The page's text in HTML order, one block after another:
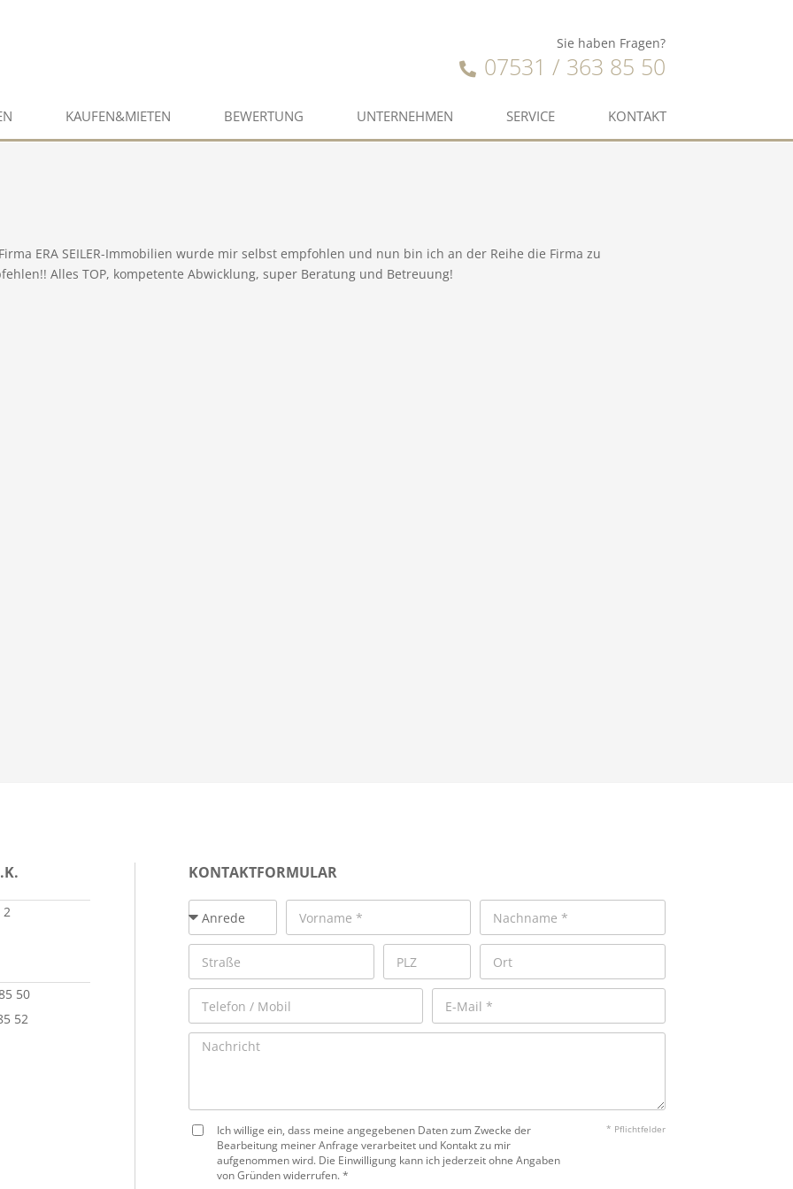
Sie haben Fragen?
07531 / 363 85 50
KAUFEN&MIETEN BEWERTUNG UNTERNEHMEN SERVICE KONTAKT
ERA SEILER-Immobilien wurde mir selbst empfohlen und nun bin ich an der Reihe die Firma zu
Alles TOP, kompetente Abwicklung, super Beratung und Betreuung!
2
50
52
KONTAKTFORMULAR
Ich willige ein, dass meine angegebenen Daten zum Zwecke der
Bearbeitung meiner Anfrage verarbeitet und Kontakt zu mir
aufgenommen wird. Die Einwilligung kann ich jederzeit ohne Angaben
von Gründen widerrufen. *
* Pflichtfelder